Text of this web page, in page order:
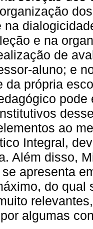
na
e na
de
aluno; e
da própria
ao
Integral,
Além disso,
apresenta
do qual
algumas